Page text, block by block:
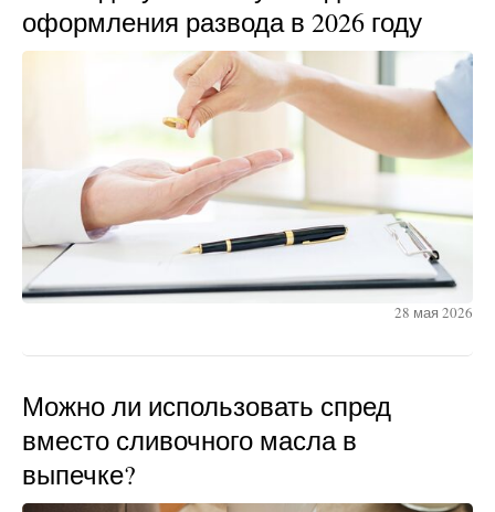
оформления развода в 2026 году
28 мая 2026
Можно ли использовать спред
вместо сливочного масла в
выпечке?